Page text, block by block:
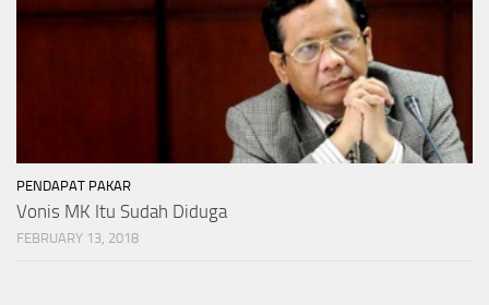
PENDAPAT PAKAR
Vonis MK Itu Sudah Diduga
FEBRUARY 13, 2018